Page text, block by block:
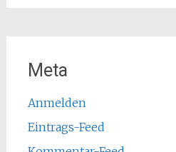
Meta
Anmelden
Eintrags-Feed